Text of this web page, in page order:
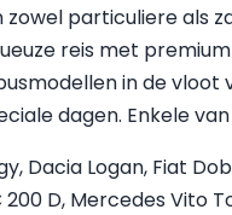
particuliere als
reis met
in de vloot
dagen. Enkele
Dacia Logan, Fiat
D, Mercedes Vito